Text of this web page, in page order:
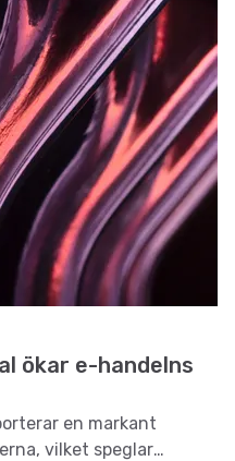
ökar e-handelns
en markant
vilket speglar